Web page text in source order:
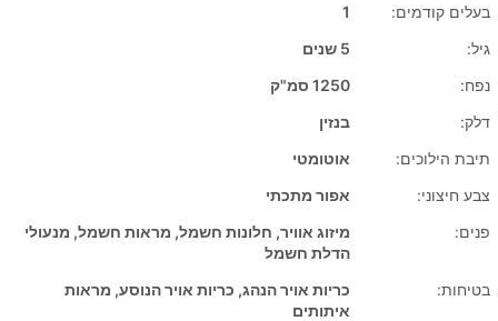
בעלים קודמים:
1
גיל:
5 שנים
נפח:
1250 סמ"ק
דלק:
בנזין
תיבת הילוכים:
אוטומטי
צבע חיצוני:
אפור מתכתי
פנים:
מיזוג אוויר, חלונות חשמל, מראות חשמל, מנעולי
הדלת חשמל
בטיחות:
כריות אויר הנהג, כריות אויר הנוסע, מראות
איתותים